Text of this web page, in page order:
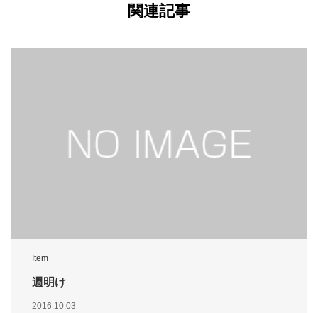
関連記事
Item
週明け
2016.10.03